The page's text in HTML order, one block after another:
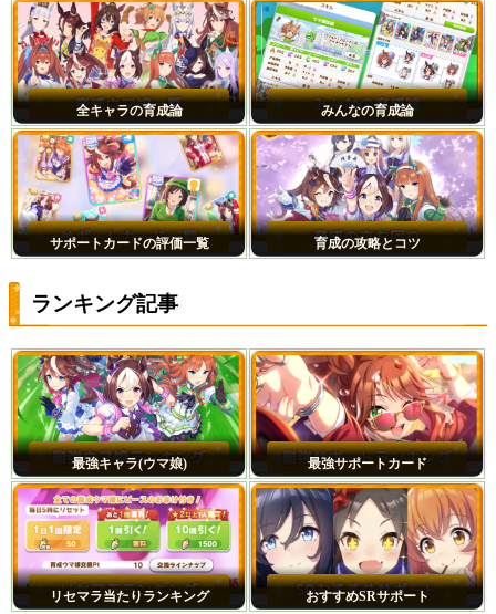
全キャラの育成論 みんなの育成論
サポートカードの評価一覧 育成の攻略とコツ
ランキング記事
最強キャラ(ウマ娘) 最強サポートカード
リセマラ当たりランキング おすすめSRサポート